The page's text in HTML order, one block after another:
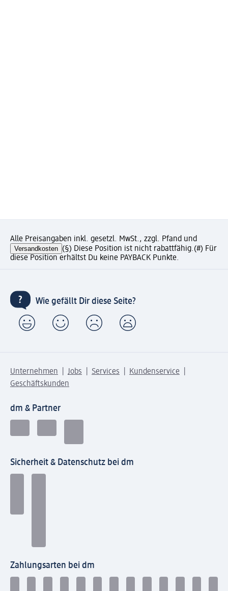
Alle Preisangaben inkl. gesetzl. MwSt., zzgl. Pfand und
Versandkosten (§) Diese Position ist nicht rabattfähig.(#) Für
diese Position erhältst Du keine PAYBACK Punkte.
Wie gefällt Dir diese Seite?
Unternehmen Jobs Services
Kundenservice
Geschäftskunden
dm & Partner
Sicherheit & Datenschutz bei dm
Zahlungsarten bei dm